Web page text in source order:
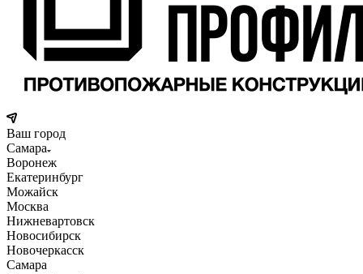
Ваш город
Самара
Воронеж
Екатеринбург
Можайск
Москва
Нижневартовск
Новосибирск
Новочеркасск
Самара